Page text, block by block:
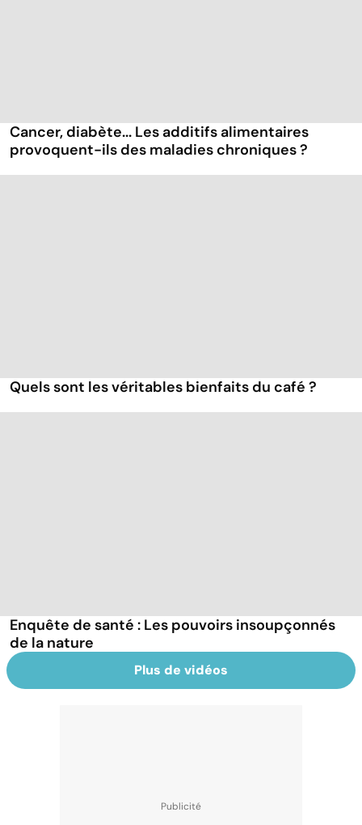
Cancer, diabète... Les additifs alimentaires
provoquent-ils des maladies chroniques ?
Quels sont les véritables bienfaits du café ?
Enquête de santé : Les pouvoirs insoupçonnés
de la nature
Plus de vidéos